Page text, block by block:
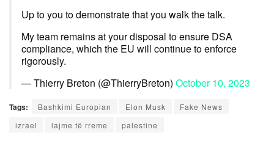
Up to you to demonstrate that you walk the talk.
My team remains at your disposal to ensure DSA
compliance, which the EU will continue to enforce
rigorously.
— Thierry Breton (@ThierryBreton) October 10, 2023
Tags: Bashkimi Europian Elon Musk
Fake News
izrael
lajme të rreme palestine